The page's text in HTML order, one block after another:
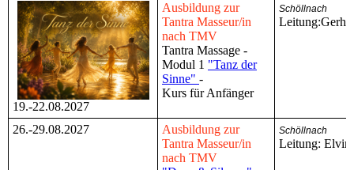
19.-22.08.2027
Ausbildung zur
Tantra Masseur/in
nach TMV
Tantra Massage -
Modul 1 "Tanz der
Sinne" -
Kurs für Anfänger
Schöllnach
26.-29.08.2027
Ausbildung zur
Tantra Masseur/in
nach TMV
Schöllnach
Leitung: Elvira